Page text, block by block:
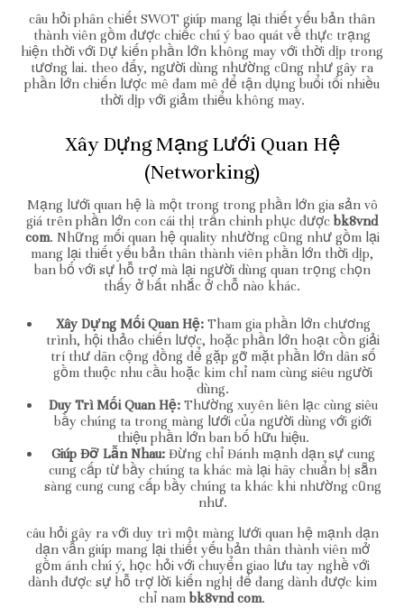
câu hỏi phân chiết SWOT giúp mang lại thiết yếu bản thân
thành viên gồm được chiếc chú ý bao quát về thực trạng
hiện thời với Dự kiến phần lớn không may với thời dịp trong
tương lai. theo đấy, người dùng nhường cũng như gây ra
phần lớn chiến lược mê đam mê để tận dụng buổi tối nhiều
thời dịp với giảm thiểu không may.
Xây Dựng Mạng Lưới Quan Hệ
(Networking)
Mạng lưới quan hệ là một trong trong phần lớn gia sản vô
giá trên phần lớn con cái thị trấn chinh phục được bk8vnd
com. Những mối quan hệ quality nhường cũng như gồm lại
mang lại thiết yếu bản thân thành viên phần lớn thời dịp,
ban bố với sự hỗ trợ mà lại người dùng quan trọng chọn
thấy ở bất nhắc ở chỗ nào khác.
Xây Dựng Mối Quan Hệ:Tham gia phần lớn chương
trình, hội thảo chiến lược, hoặc phần lớn hoạt cồn giải
trí thư dãn cộng đồng để gặp gỡ mặt phần lớn dân số
gồm thuộc nhu cầu hoặc kim chỉ nam cùng siêu người
dùng.
Duy Trì Mối Quan Hệ:Thường xuyên liên lạc cùng siêu
bầy chúng ta trong màng lưới của người dùng với giới
thiệu phần lớn ban bố hữu hiệu.
Giúp Đỡ Lẫn Nhau:Đừng chỉ Đánh mạnh dạn sự cung
cung cấp từ bầy chúng ta khác mà lại hãy chuẩn bị sẵn
sàng cung cung cấp bầy chúng ta khác khi nhường cũng
như.
câu hỏi gây ra với duy trì một màng lưới quan hệ mạnh dạn
dạn vẫn giúp mang lại thiết yếu bản thân thành viên mở
gồm ánh chú ý, học hỏi với chuyển giao lưu tay nghề với
dành được sự hỗ trợ lời kiến nghị để đang dành được kim
chỉ nam bk8vnd com.